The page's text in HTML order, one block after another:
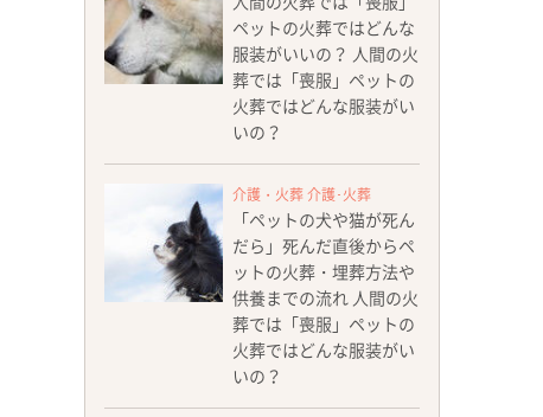
ペットの火葬ではどんな
服装がいいの？ 人間の火
葬では「喪服」ペットの
火葬ではどんな服装がい
いの？
介護・火葬 介護･火葬
「ペットの犬や猫が死ん
だら」死んだ直後からペ
ットの火葬・埋葬方法や
供養までの流れ 人間の火
葬では「喪服」ペットの
火葬ではどんな服装がい
いの？